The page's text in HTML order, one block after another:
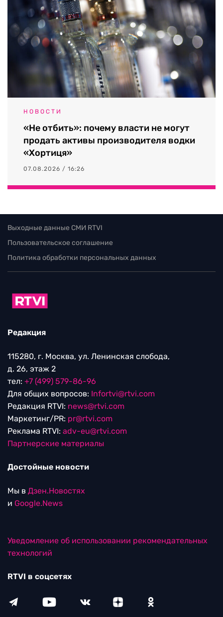
НОВОСТИ
«Не отбить»: почему власти не могут
продать активы производителя водки
«Хортиця»
07.08.2026 / 16:26
Выходные данные СМИ RTVI
Пользовательское соглашение
Политика обработки персональных данных
Редакция
115280, г. Москва, ул. Ленинская слобода,
д. 26, этаж 2
тел: +7 (499) 579-86-96
Для общих вопросов: Infortvi@rtvi.com
Редакция RTVI: news@rtvi.com
Маркетинг/PR: pr@rtvi.com
Реклама RTVI: adv-eu@rtvi.com
Партнерские материалы
Достойные новости
Мы в Дзен.Новостях
и Google.News
Уведомление об использовании рекомендательных
технологий
RTVI в соцсетях